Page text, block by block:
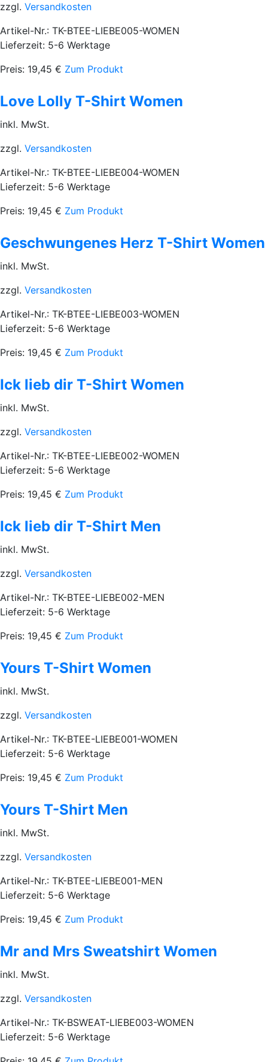
zzgl. Versandkosten
Artikel-Nr.: TK-BTEE-LIEBE005-WOMEN
Lieferzeit: 5-6 Werktage
Preis: 19,45 € Zum Produkt
Love Lolly T-Shirt Women
inkl. MwSt.
zzgl. Versandkosten
Artikel-Nr.: TK-BTEE-LIEBE004-WOMEN
Lieferzeit: 5-6 Werktage
Preis: 19,45 € Zum Produkt
Geschwungenes Herz T-Shirt Women
inkl. MwSt.
zzgl. Versandkosten
Artikel-Nr.: TK-BTEE-LIEBE003-WOMEN
Lieferzeit: 5-6 Werktage
Preis: 19,45 € Zum Produkt
Ick lieb dir T-Shirt Women
inkl. MwSt.
zzgl. Versandkosten
Artikel-Nr.: TK-BTEE-LIEBE002-WOMEN
Lieferzeit: 5-6 Werktage
Preis: 19,45 € Zum Produkt
Ick lieb dir T-Shirt Men
inkl. MwSt.
zzgl. Versandkosten
Artikel-Nr.: TK-BTEE-LIEBE002-MEN
Lieferzeit: 5-6 Werktage
Preis: 19,45 € Zum Produkt
Yours T-Shirt Women
inkl. MwSt.
zzgl. Versandkosten
Artikel-Nr.: TK-BTEE-LIEBE001-WOMEN
Lieferzeit: 5-6 Werktage
Preis: 19,45 € Zum Produkt
Yours T-Shirt Men
inkl. MwSt.
zzgl. Versandkosten
Artikel-Nr.: TK-BTEE-LIEBE001-MEN
Lieferzeit: 5-6 Werktage
Preis: 19,45 € Zum Produkt
Mr and Mrs Sweatshirt Women
inkl. MwSt.
zzgl. Versandkosten
Artikel-Nr.: TK-BSWEAT-LIEBE003-WOMEN
Lieferzeit: 5-6 Werktage